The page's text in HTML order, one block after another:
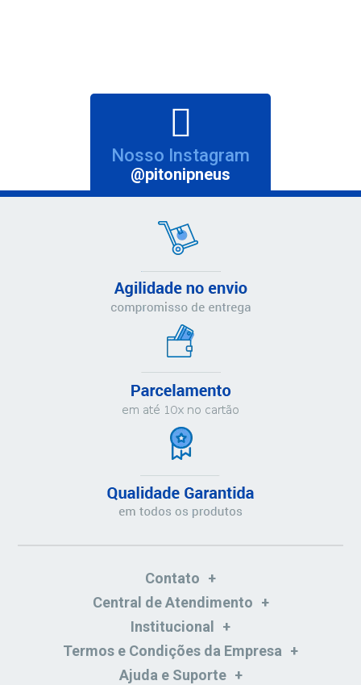
Nosso Instagram
@pitonipneus
Contato
Central de Atendimento
Institucional
Termos e Condições da Empresa
Ajuda e Suporte